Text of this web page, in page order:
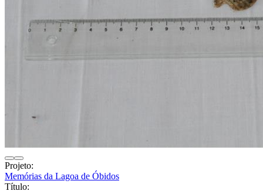
Projeto:
Memórias da Lagoa de Óbidos
Título: